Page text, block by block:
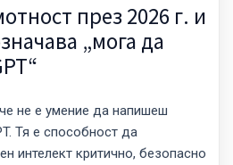
през 2026 г. и
„мога да
не е умение да напишеш
Тя е способност да
интелект критично, безопасно